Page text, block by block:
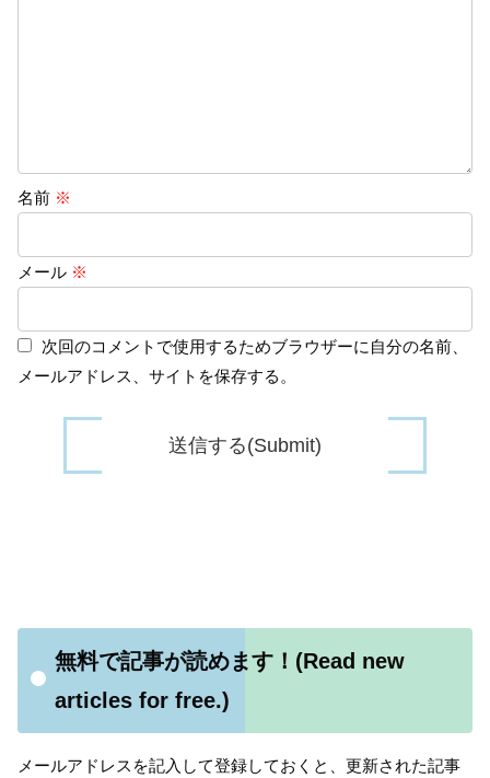
名前 ※
メール ※
次回のコメントで使用するためブラウザーに自分の名前、
メールアドレス、サイトを保存する。
無料で記事が読めます！(Read new
articles for free.)
メールアドレスを記入して登録しておくと、更新された記事